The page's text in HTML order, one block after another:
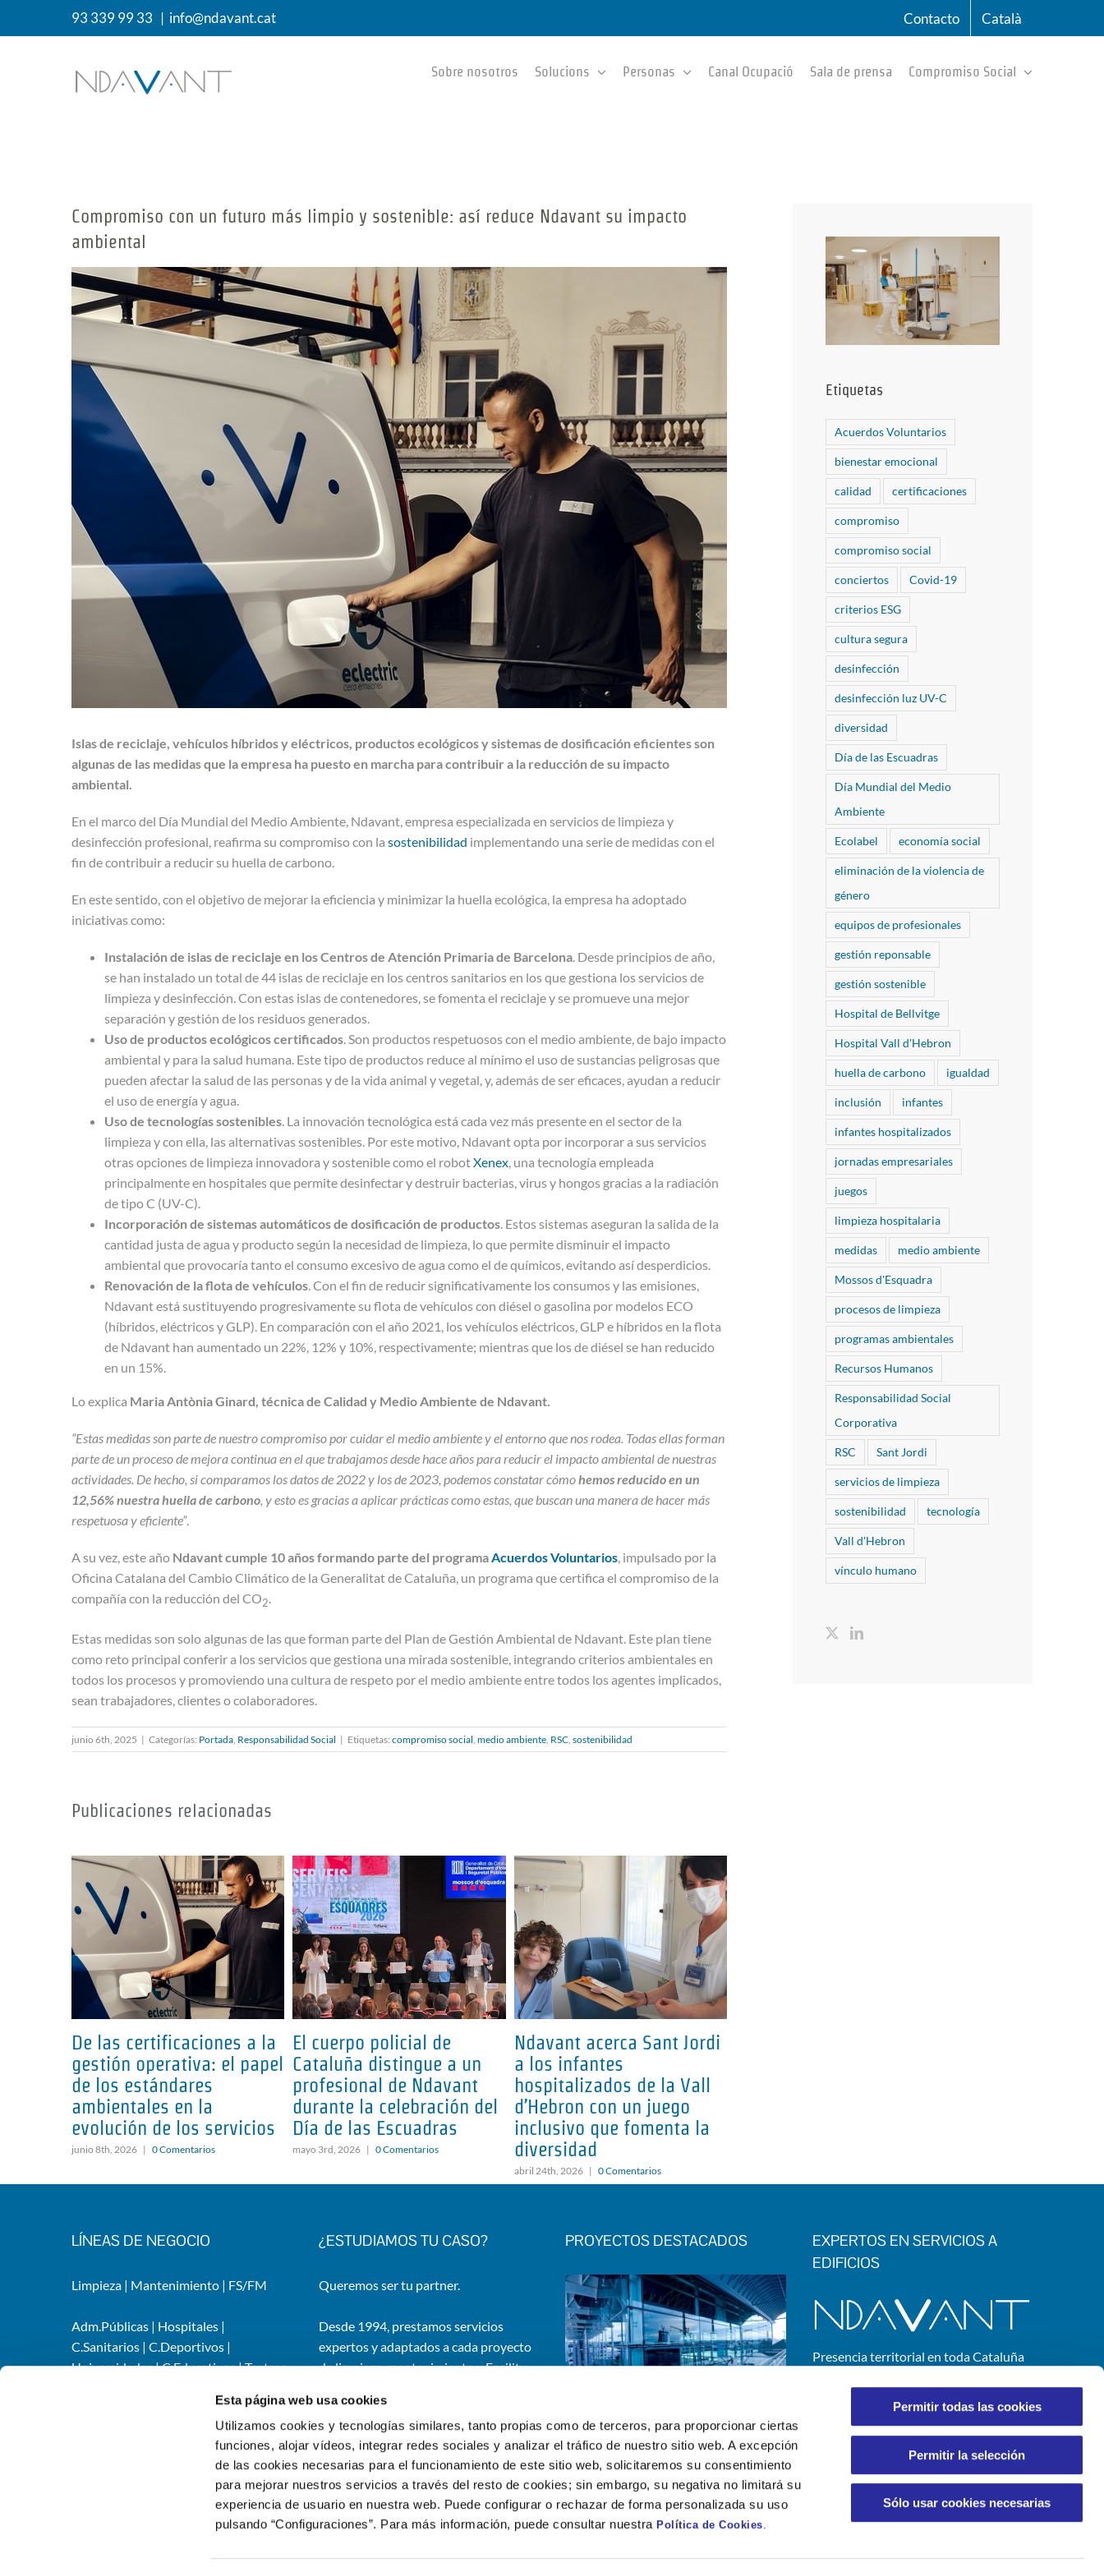
Esta página web usa cookies
Utilizamos cookies y tecnologías similares, tanto propias como de terceros, para proporcionar ciertas
funciones, alojar vídeos, integrar redes sociales y analizar el tráfico de nuestro sitio web. A excepción
de las cookies necesarias para el funcionamiento de este sitio web, solicitaremos su consentimiento
para mejorar nuestros servicios a través del resto de cookies; sin embargo, su negativa no limitará su
experiencia de usuario en nuestra web. Puede configurar o rechazar de forma personalizada su uso
pulsando “Configuraciones”. Para más información, puede consultar nuestraPolítica de Cookies.
Permitir todas las cookies
Permitir la selección
Sólo usar cookies necesarias
93 339 99 33 | info@ndavant.cat Contacto Català
Sobre nosotros Solucions Personas Canal Ocupació Sala de prensa Compromiso Social
Compromiso con un futuro más limpio y sostenible: así reduce Ndavant su impacto
ambiental
Ver
imagen
más
Islas de reciclaje, vehículos híbridos y eléctricos, productos ecológicos y sistemas de dosificación eficientes son
algunas de las medidas que la empresa ha puesto en marcha para contribuir a la reducción de su impacto
ambiental.
En el marco del Día Mundial del Medio Ambiente, Ndavant, empresa especializada en servicios de limpieza y
desinfección profesional, reafirma su compromiso con la sostenibilidad implementando una serie de medidas con el
fin de contribuir a reducir su huella de carbono.
En este sentido, con el objetivo de mejorar la eficiencia y minimizar la huella ecológica, la empresa ha adoptado
iniciativas como:
Instalación de islas de reciclaje en los Centros de Atención Primaria de Barcelona. Desde principios de año,
se han instalado un total de 44 islas de reciclaje en los centros sanitarios en los que gestiona los servicios de
limpieza y desinfección. Con estas islas de contenedores, se fomenta el reciclaje y se promueve una mejor
separación y gestión de los residuos generados.
Uso de productos ecológicos certificados. Son productos respetuosos con el medio ambiente, de bajo impacto
ambiental y para la salud humana. Este tipo de productos reduce al mínimo el uso de sustancias peligrosas que
pueden afectar la salud de las personas y de la vida animal y vegetal, y, además de ser eficaces, ayudan a reducir
el uso de energía y agua.
Uso de tecnologías sostenibles. La innovación tecnológica está cada vez más presente en el sector de la
limpieza y con ella, las alternativas sostenibles. Por este motivo, Ndavant opta por incorporar a sus servicios
otras opciones de limpieza innovadora y sostenible como el robotXenex, una tecnología empleada
principalmente en hospitales que permite desinfectar y destruir bacterias, virus y hongos gracias a la radiación
de tipo C (UV-C).
Incorporación de sistemas automáticos de dosificación de productos. Estos sistemas aseguran la salida de la
cantidad justa de agua y producto según la necesidad de limpieza, lo que permite disminuir el impacto
ambiental que provocaría tanto el consumo excesivo de agua como el de químicos, evitando así desperdicios.
Renovación de la flota de vehículos. Con el fin de reducir significativamente los consumos y las emisiones,
Ndavant está sustituyendo progresivamente su flota de vehículos con diésel o gasolina por modelos ECO
(híbridos, eléctricos y GLP). En comparación con el año 2021, los vehículos eléctricos, GLP e híbridos en la flota
de Ndavant han aumentado un 22%, 12% y 10%, respectivamente; mientras que los de diésel se han reducido
en un 15%.
Lo explica Maria Antònia Ginard, técnica de Calidad y Medio Ambiente de Ndavant.
“Estas medidas son parte de nuestro compromiso por cuidar el medio ambiente y el entorno que nos rodea. Todas ellas forman
parte de un proceso de mejora continua en el que trabajamos desde hace años para reducir el impacto ambiental de nuestras
actividades. De hecho, si comparamos los datos de 2022 y los de 2023, podemos constatar cómohemos reducido en un
12,56% nuestra huella de carbono, y esto es gracias a aplicar prácticas como estas, que buscan una manera de hacer más
respetuosa y eficiente”.
A su vez, este año Ndavant cumple 10 años formando parte del programaAcuerdos Voluntarios, impulsado por la
Oficina Catalana del Cambio Climático de la Generalitat de Cataluña, un programa que certifica el compromiso de la
compañía con la reducción del CO2.
Estas medidas son solo algunas de las que forman parte del Plan de Gestión Ambiental de Ndavant. Este plan tiene
como reto principal conferir a los servicios que gestiona una mirada sostenible, integrando criterios ambientales en
todos los procesos y promoviendo una cultura de respeto por el medio ambiente entre todos los agentes implicados,
sean trabajadores, clientes o colaboradores.
junio 6th, 2025 | Categorías: Portada, Responsabilidad Social | Etiquetas: compromiso social, medio ambiente, RSC, sostenibilidad
Publicaciones relacionadas
De las certificaciones a la
gestión operativa: el papel
de los estándares
ambientales en la
evolución de los servicios
junio 8th, 2026 | 0 Comentarios
El cuerpo policial de
Cataluña distingue a un
profesional de Ndavant
durante la celebración del
Día de las Escuadras
mayo 3rd, 2026 | 0 Comentarios
Ndavant acerca Sant Jordi
a los infantes
hospitalizados de la Vall
d’Hebron con un juego
inclusivo que fomenta la
diversidad
abril 24th, 2026 | 0 Comentarios
Etiquetas
Acuerdos Voluntarios
bienestar emocional
calidad certificaciones
compromiso
compromiso social
conciertos Covid-19
criterios ESG
cultura segura
desinfección
desinfección luz UV-C
diversidad
Día de las Escuadras
Día Mundial del Medio
Ambiente
Ecolabel economía social
eliminación de la violencia de
género
equipos de profesionales
gestión reponsable
gestión sostenible
Hospital de Bellvitge
Hospital Vall d'Hebron
huella de carbono igualdad
inclusión infantes
infantes hospitalizados
jornadas empresariales
juegos
limpieza hospitalaria
medidas medio ambiente
Mossos d'Esquadra
procesos de limpieza
programas ambientales
Recursos Humanos
Responsabilidad Social
Corporativa
RSC Sant Jordi
servicios de limpieza
sostenibilidad tecnología
Vall d'Hebron
vínculo humano
LÍNEAS DE NEGOCIO
Limpieza | Mantenimiento | FS/FM
Adm.Públicas | Hospitales |
C.Sanitarios | C.Deportivos |
Universidades|C.Educativos|Teatros,
¿ESTUDIAMOS TU CASO?
Queremos ser tu partner.
Desde 1994, prestamos servicios
expertos y adaptados a cada proyecto
de limpieza, mantenimiento y Facility
instalaciones de una amplia gama de
organizaciones.
¡Contáctanos!
PROYECTOS DESTACADOS
EXPERTOS EN SERVICIOS A
EDIFICIOS
Presencia territorial en toda Cataluña